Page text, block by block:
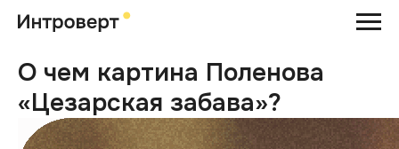
О чем картина Поленова
«Цезарская забава»?